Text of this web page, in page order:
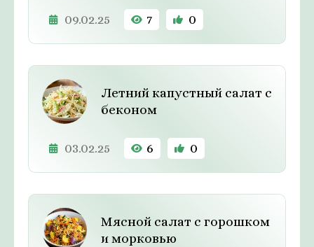
09.02.25 7 0
Летний капустный салат с
беконом
03.02.25 6 0
Мясной салат с горошком
и морковью